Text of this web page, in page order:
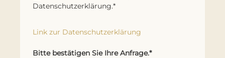
Datenschutzerklärung.*
Link zur Datenschutzerklärung
Bitte bestätigen Sie Ihre Anfrage.*